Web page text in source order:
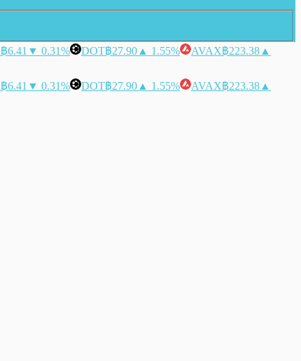
฿6.41 ▼ 0.31% DOT฿27.90 ▲ 1.55% AVAX฿223.38 ▲
฿6.41 ▼ 0.31% DOT฿27.90 ▲ 1.55% AVAX฿223.38 ▲